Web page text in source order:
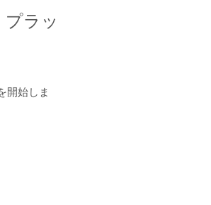
ラッ
開始しま